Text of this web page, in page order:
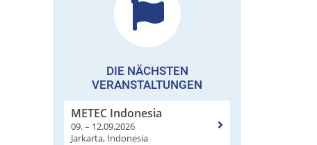
DIE NÄCHSTEN
VERANSTALTUNGEN
METEC Indonesia
09. – 12.09.2026
Jarkarta, Indonesia